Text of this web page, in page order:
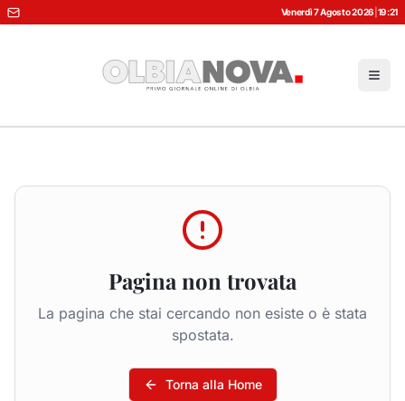
Venerdì 7 Agosto 2026 19:21
Pagina non trovata
La pagina che stai cercando non esiste o è stata
spostata.
Torna alla Home